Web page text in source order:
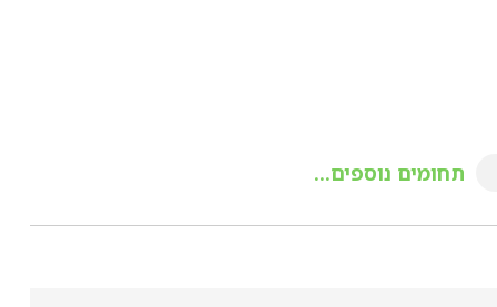
תחומים נוספים...